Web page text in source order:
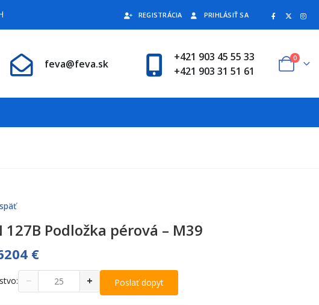
REGISTRÁCIA PRIHLÁSIŤ SA
feva@feva.sk
+421 903 45 55 33
+421 903 31 51 61
0
127B Podložka pérová – M39
€
− + Poslať dopyt